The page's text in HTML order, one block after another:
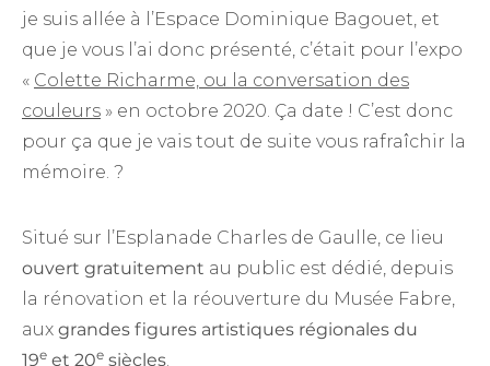
je suis allée à l’Espace Dominique Bagouet, et
que je vous l’ai donc présenté, c’était pour l’expo
« Colette Richarme, ou la conversation des
couleurs » en octobre 2020. Ça date ! C’est donc
pour ça que je vais tout de suite vous rafraîchir la
mémoire. ?
Situé sur l’Esplanade Charles de Gaulle, ce lieu
ouvert gratuitement au public est dédié, depuis
la rénovation et la réouverture du Musée Fabre,
aux grandes figures artistiques régionales du
19e et 20e siècles.